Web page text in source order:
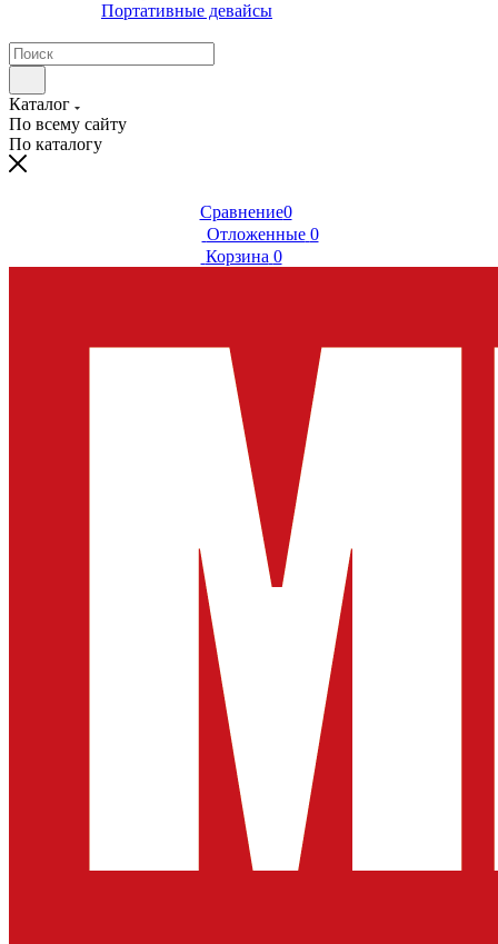
Портативные девайсы
Каталог
По всему сайту
По каталогу
Сравнение0
Отложенные 0
Корзина 0